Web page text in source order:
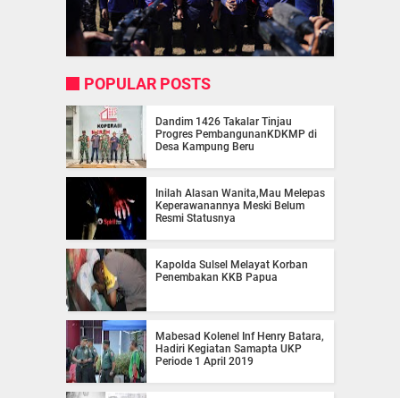
POPULAR POSTS
Dandim 1426 Takalar Tinjau
Progres PembangunanKDKMP di
Desa Kampung Beru
Inilah Alasan Wanita,Mau Melepas
Keperawanannya Meski Belum
Resmi Statusnya
Kapolda Sulsel Melayat Korban
Penembakan KKB Papua
Mabesad Kolenel Inf Henry Batara,
Hadiri Kegiatan Samapta UKP
Periode 1 April 2019